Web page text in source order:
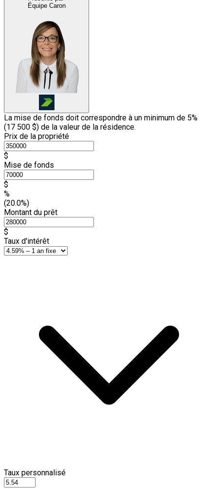
Équipe Caron
La mise de fonds doit correspondre à un minimum de 5%
(17 500 $) de la valeur de la résidence.
Prix de la propriété
$
Mise de fonds
$
%
(20.0%)
Montant du prêt
$
Taux d'intérêt
Taux personnalisé